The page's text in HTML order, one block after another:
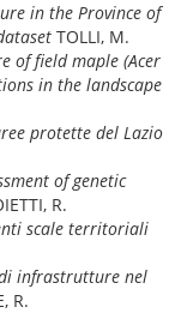
in the Province of
TOLLI, M.
of field maple (Acer
in the landscape
protette del Lazio
of genetic
R.
scale territoriali
infrastrutture nel
R.